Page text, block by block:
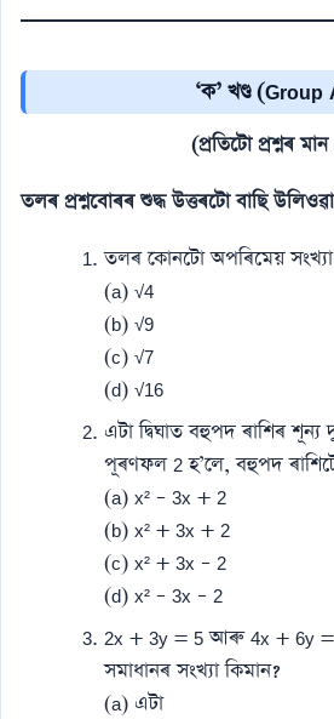
‘ক’ খণ্ড (Group
(প্ৰতিটো প্ৰশ্নৰ
তলৰ প্ৰশ্নবোৰৰ শুদ্ধ উত্তৰটো বাছি
তলৰ কোনটো অপৰিমেয়
(a) √4
(b) √9
(c) √7
(d) √16
এটা দ্বিঘাত বহুপদ ৰাশিৰ
পূৰণফল 2 হ’লে, বহুপদ
(a) x² – 3x + 2
(b) x² + 3x + 2
(c) x² + 3x – 2
(d) x² – 3x – 2
2x + 3y = 5 আৰু 4x + 6y =
সমাধানৰ সংখ্যা কিমান?
(a) এটা